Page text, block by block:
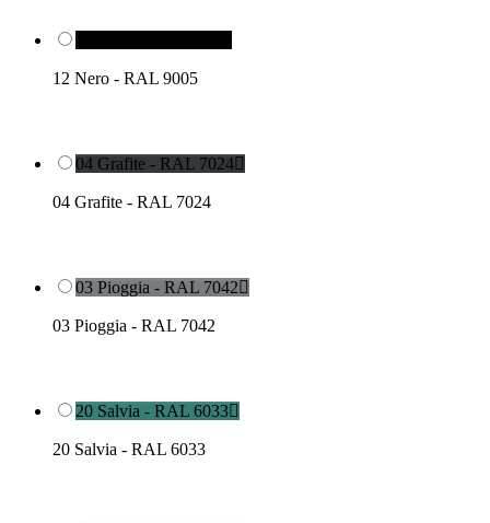
12 Nero - RAL 9005
04 Grafite - RAL 7024
04 Grafite - RAL 7024
03 Pioggia - RAL 7042
03 Pioggia - RAL 7042
20 Salvia - RAL 6033
20 Salvia - RAL 6033